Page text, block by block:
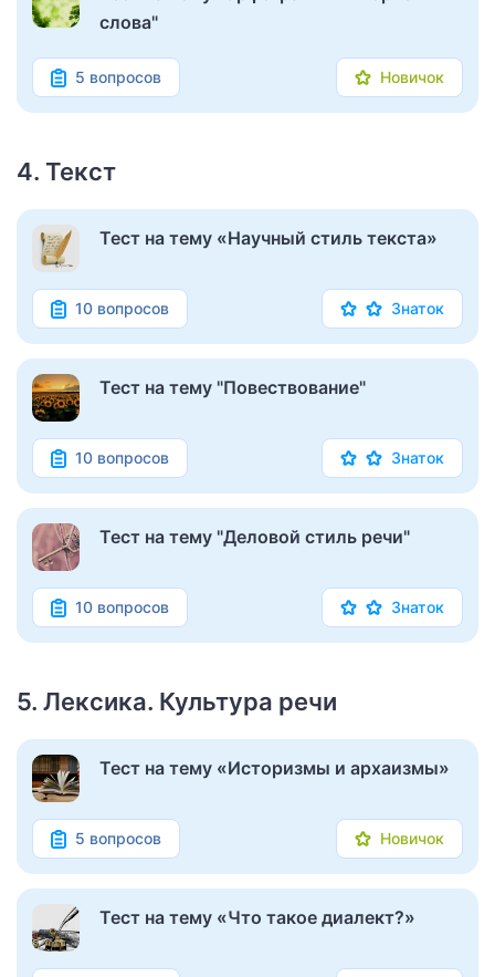
слова"
5 вопросов Новичок
4. Текст
Тест на тему «Научный стиль текста»
10 вопросов Знаток
Тест на тему "Повествование"
10 вопросов Знаток
Тест на тему "Деловой стиль речи"
10 вопросов Знаток
5. Лексика. Культура речи
Тест на тему «Историзмы и архаизмы»
5 вопросов Новичок
Тест на тему «Что такое диалект?»